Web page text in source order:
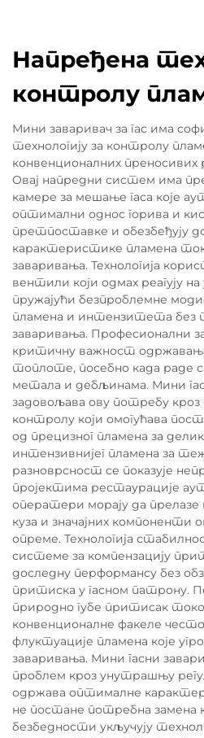
Напређена
контролу
Мини заваривач за гас има
технологију за контролу
конвенционалних
Овај напредни систем има
камере за мешање гаса које
оптимални однос горива и
претпоставке и обезбеђују
карактеристике пламена
заваривања. Технологија
вентили који одмах реагују
пружајући безпроблемне
пламена и интензитета без
заваривања. Професионални
критичну важност
топлоте, посебно када раде
метала и дебљинама. Мини
задовољава ову потребу кроз
контролу који омогућава
од прецизног пламена за
интензивнијег пламена за
разноврсност се показује
пројектима рестаурације
оператери морају да прелазе
куза и значајних компоненти
опреме. Технологија
системе за компензацију
доследну перформансу без
притиска у гасном патрону.
природно губе притисак
конвенционалне факеле
флуктуације пламена које
заваривања. Мини гасни
проблем кроз унутрашњу
одржава оптималне
не постане потребна
безбедности укључују